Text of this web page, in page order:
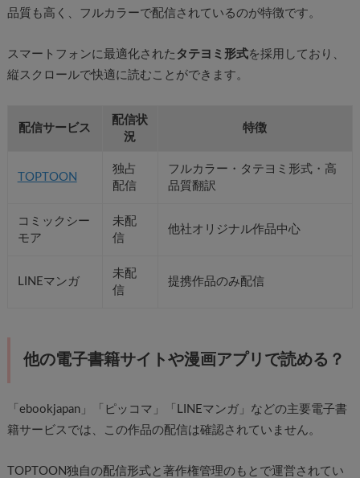
品質も高く、フルカラーで配信されているのが特徴です。
スマートフォンに最適化された タテヨミ形式を採用しており、
縦スクロールで快適に読むことができます。
配信サービス
配信状
況
特徴
TOPTOON
独占
配信
フルカラー・タテヨミ形式・高
品質翻訳
コミックシー
モア
未配
信
他社オリジナル作品中心
LINEマンガ
未配
信
提携作品のみ配信
他の電子書籍サイトや漫画アプリで読める？
「ebookjapan」「ピッコマ」「LINEマンガ」などの主要電子書
籍サービスでは、この作品の配信は確認されていません。
TOPTOON独自の配信形式と著作権管理のもとで運営されてい